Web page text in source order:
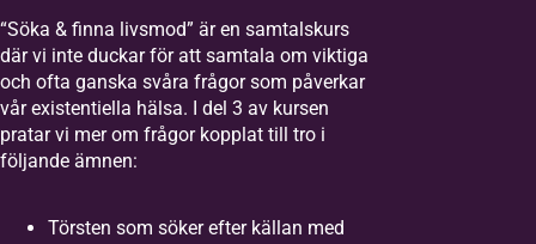
“Söka & finna livsmod” är en samtalskurs
där vi inte duckar för att samtala om viktiga
och ofta ganska svåra frågor som påverkar
vår existentiella hälsa. I del 3 av kursen
pratar vi mer om frågor kopplat till tro i
följande ämnen:
Törsten som söker efter källan med